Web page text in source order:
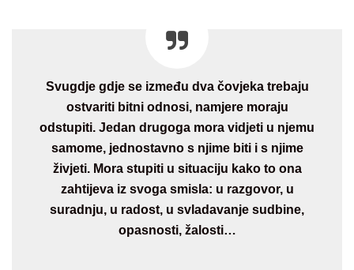
Svugdje gdje se između dva čovjeka trebaju
ostvariti bitni odnosi, namjere moraju
odstupiti. Jedan drugoga mora vidjeti u njemu
samome, jednostavno s njime biti i s njime
živjeti. Mora stupiti u situaciju kako to ona
zahtijeva iz svoga smisla: u razgovor, u
suradnju, u radost, u svladavanje sudbine,
opasnosti, žalosti…